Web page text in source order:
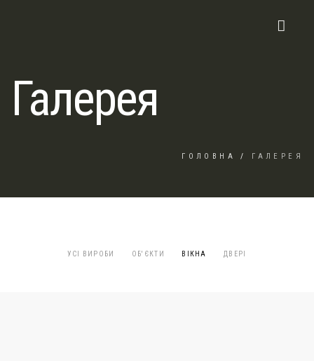
Галерея
ГОЛОВНА / ГАЛЕРЕЯ
УСІ ВИРОБИ ОБ'ЄКТИ ВІКНА ДВЕРІ